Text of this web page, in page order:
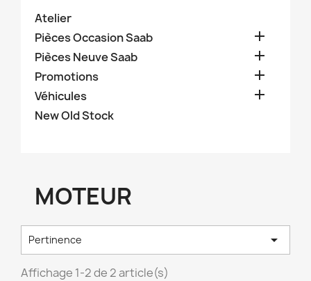
Atelier
Pièces Occasion Saab

Pièces Neuve Saab 
Promotions 
Véhicules 
New Old Stock
MOTEUR
Pertinence 
Affichage 1-2 de 2 article(s)